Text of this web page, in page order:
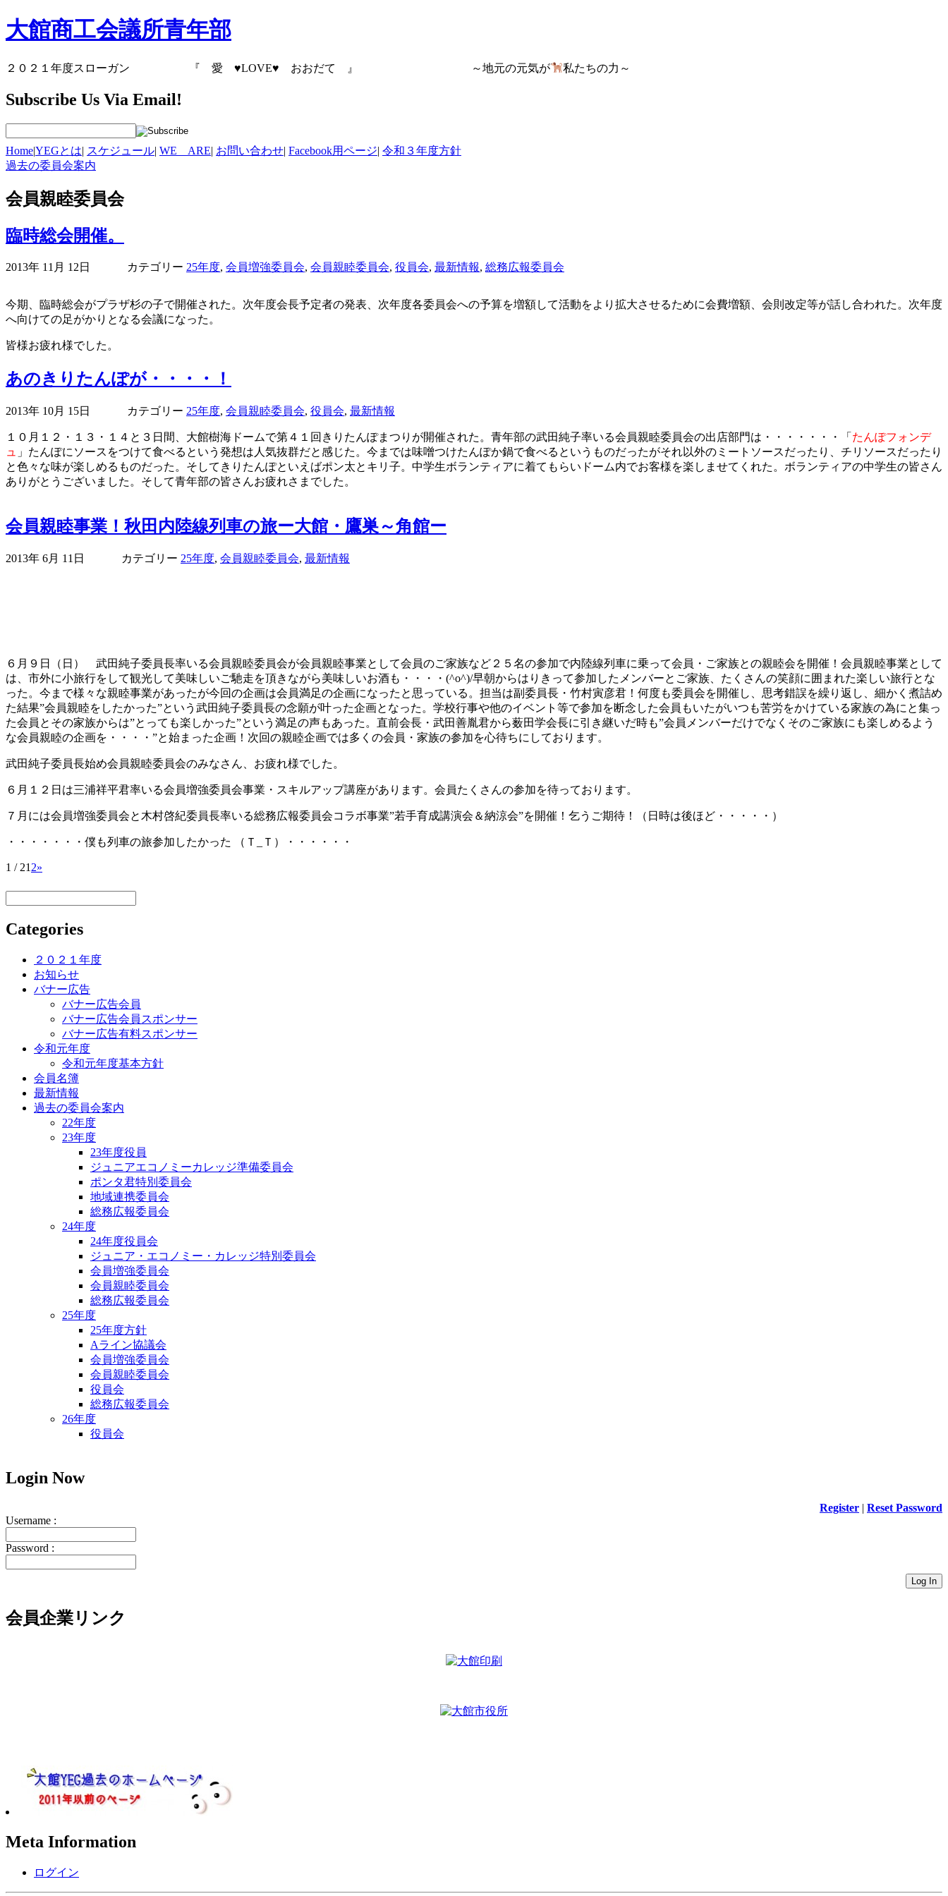
大館商工会議所青年部
２０２１年度スローガン 『 愛 ♥LOVE♥ おおだて 』 ～地元の元気が 私たちの力～
Subscribe Us Via Email!
Home|YEGとは| スケジュール| WE ARE| お問い合わせ| Facebook用ページ| 令和３年度方針
過去の委員会案内
会員親睦委員会
臨時総会開催。
2013年 11月 12日 カテゴリー 25年度, 会員増強委員会, 会員親睦委員会, 役員会, 最新情報, 総務広報委員会
今期、臨時総会がプラザ杉の子で開催された。次年度会長予定者の発表、次年度各委員会への予算を増額して活動をより拡大させるために会費増額、会則改定等が話し合われた。次年度
へ向けての足がかりとなる会議になった。
皆様お疲れ様でした。
あのきりたんぽが・・・・！
2013年 10月 15日 カテゴリー 25年度, 会員親睦委員会, 役員会, 最新情報
１０月１２・１３・１４と３日間、大館樹海ドームで第４１回きりたんぽまつりが開催された。青年部の武田純子率いる会員親睦委員会の出店部門は・・・・・・・「 たんぽフォンデ
ュ 」 たんぽにソースをつけて食べるという発想は人気抜群だと感じた。今までは味噌つけたんぽか鍋で食べるというものだったがそれ以外のミートソースだったり、チリソースだったり
と色々な味が楽しめるものだった。そしてきりたんぽといえばポン太とキリ子。中学生ボランティアに着てもらいドーム内でお客様を楽しませてくれた。ボランティアの中学生の皆さん
ありがとうございました。そして青年部の皆さんお疲れさまでした。
会員親睦事業！秋田内陸線列車の旅ー大館・鷹巣～角館ー
2013年 6月 11日 カテゴリー 25年度, 会員親睦委員会, 最新情報
６月９日（日） 武田純子委員長率いる会員親睦委員会が会員親睦事業として会員のご家族など２５名の参加で内陸線列車に乗って会員・ご家族との親睦会を開催！会員親睦事業として
は、市外に小旅行をして観光して美味しいご馳走を頂きながら美味しいお酒も・・・・(^o^)/早朝からはりきって参加したメンバーとご家族、たくさんの笑顔に囲まれた楽しい旅行とな
った。今まで様々な親睦事業があったが今回の企画は会員満足の企画になったと思っている。担当は副委員長・竹村寅彦君！何度も委員会を開催し、思考錯誤を繰り返し、細かく煮詰め
た結果”会員親睦をしたかった”という武田純子委員長の念願が叶った企画となった。学校行事や他のイベント等で参加を断念した会員もいたがいつも苦労をかけている家族の為にと集っ
た会員とその家族からは”とっても楽しかった”という満足の声もあった。直前会長・武田善胤君から薮田学会長に引き継いだ時も”会員メンバーだけでなくそのご家族にも楽しめるよう
な会員親睦の企画を・・・・”と始まった企画！次回の親睦企画では多くの会員・家族の参加を心待ちにしております。
武田純子委員長始め会員親睦委員会のみなさん、お疲れ様でした。
６月１２日は三浦祥平君率いる会員増強委員会事業・スキルアップ講座があります。会員たくさんの参加を待っております。
７月には会員増強委員会と木村啓紀委員長率いる総務広報委員会コラボ事業”若手育成講演会＆納涼会”を開催！乞うご期待！（日時は後ほど・・・・・）
・・・・・・・僕も列車の旅参加したかった （Ｔ_Ｔ）・・・・・・
1 / 21 2»
Categories
２０２１年度
お知らせ
バナー広告
バナー広告会員
バナー広告会員スポンサー
バナー広告有料スポンサー
令和元年度
令和元年度基本方針
会員名簿
最新情報
過去の委員会案内
22年度
23年度
23年度役員
ジュニアエコノミーカレッジ準備委員会
ポンタ君特別委員会
地域連携委員会
総務広報委員会
24年度
24年度役員会
ジュニア・エコノミー・カレッジ特別委員会
会員増強委員会
会員親睦委員会
総務広報委員会
25年度
25年度方針
Aライン協議会
会員増強委員会
会員親睦委員会
役員会
総務広報委員会
26年度
役員会
Login Now
Register | Reset Password
Username :
Password :
会員企業リンク
Meta Information
ログイン